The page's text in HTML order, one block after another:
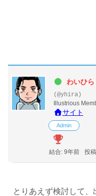
わいひら
(@yhira)
Illustrious
サイト
Admin
結合: 9年前 投
とりあえず検討して